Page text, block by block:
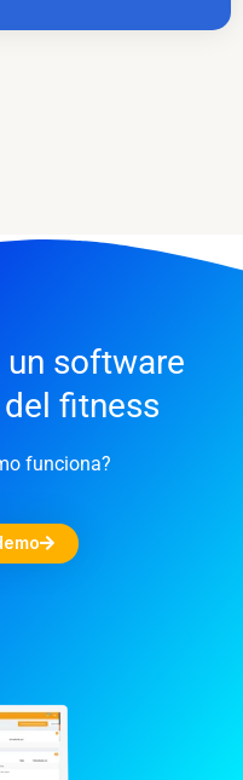
software
fitness
funciona?